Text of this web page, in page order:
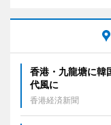
香港・九龍塘に
代風に
香港経済新聞